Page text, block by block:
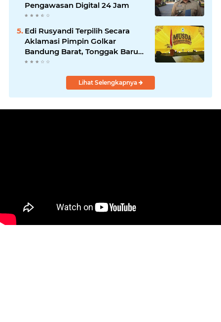
Pengawasan Digital 24 Jam
Edi Rusyandi Terpilih Secara
Aklamasi Pimpin Golkar
Bandung Barat, Tonggak Baru
Kepemimpinan Harmonis
Lihat Selengkapnya